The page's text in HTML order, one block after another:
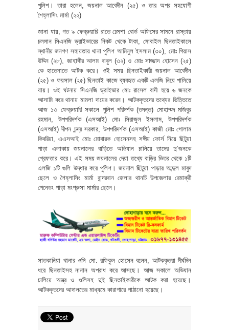
পুলিশ। তারা হলেন, জয়নাল আবেদীন (২৫) ও তার অপর সহযোগী
শৈহ্লাসিং মার্মা (২২)
জানা যায়, গত ৯ ফেব্রুয়ারি রাতে ঢেমশা বোর্ড অফিসের সামনে রাস্তায়
চলমান সিএনজি ড্রাইভারের নিকট থেকে টাকা, মোবাইল ছিনতাইকালে
স্থানীয় জনগণ সহায়তায় থানা পুলিশ আমিনুল ইসলাম (৩০), মোঃ গিয়াস
উদ্দিন (২৮), জাহাঙ্গীর আলম বাবুল (৩২) ও মোঃ সাজ্জাদ হোসেন (২৫)
কে হাতেনাতে আটক করে। ওই সময় ছিনতাইকারী জয়নাল আবেদীন
(২৫) ও ফয়সাল (২৫) ছিনতাই কাজে ব্যবহৃত একটি এলজি নিয়ে পালিয়ে
যায়। ওই ঘটনায় সিএনজি ড্রাইভার মোঃ রাসেল বাদী হয়ে ৬ জনকে
আসামি করে থানায় মামলা দায়ের করেন। আটককৃতদের তথ্যের ভিত্তিতে
আজ ১৩ ফেব্রুয়ারি সকালে পুলিশ পরিদর্শক (তদন্ত) মোহাম্মদ মজিবুর
রহমান, উপপরিদর্শক (এসআই) মোঃ সিরাজুল ইসলাম, উপপরিদর্শক
(এসআই) দীপন চন্দ্র সরকার, উপপরিদর্শক (এসআই) কাজী মোঃ গোলাম
কিবরিয়া, এএসআই মোঃ মোবারক হোসেনসহ সঙ্গীয় ফোর্স নিয়ে ছিটুয়া
পাড়া এলাকায় জয়নালের বাড়িতে অভিযান চালিয়ে তাদের দু’জনকে
গ্রেফতার করে। এই সময় জয়নালের দেয়া তথ্যে বাড়ির ভিতর থেকে ১টি
এলজি ১টি গুলি উদ্ধার করে পুলিশ। জয়নাল ছিটুয়া পাড়ার আব্দুল মাবুদ
ছেলে ও শৈহ্লাসিং মার্মা বান্দরবান জেলার থানচি উপজেলার রেমাক্রী
পেনেডং পাড়া মংপ্রুসা মার্মার ছেলে।
সাতকানিয়া থানার ওসি মো. রফিকুল হোসেন বলেন, আটককৃতরা দীর্ঘদিন
ধরে ছিনতাইসহ নানান অপরাধ করে আসছে। আজ সকালে অভিযান
চালিয়ে অস্ত্র ও গুলিসহ দুই ছিনতাইকারীকে আটক করা হয়েছে।
আটককৃতদের আদালতের মাধ্যমে কারাগারে পাঠানো হয়েছে।